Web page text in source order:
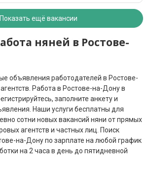
Показать ещё вакансии
няней в Ростове-
объявления работодателей в Ростове-
Работа в Ростове-на-Дону в
заполните анкету и
Наши услуги бесплатны для
сотни новых вакансий няни от прямых
агентств и частных лиц. Поиск
на-Дону по зарплате на любой график
на 2 часа в день до пятидневной